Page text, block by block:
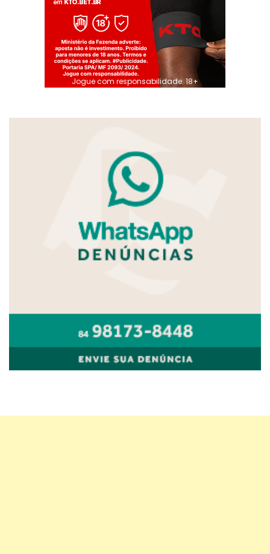
Jogue com responsabilidade. 18+